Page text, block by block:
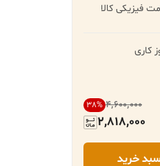
فیزیکی کالا
کاری
۴٬۶۰۰٬۰۰۰ 38%
2,818,000
خرید